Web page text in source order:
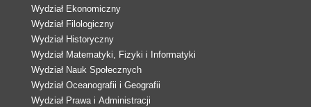
Wydział Ekonomiczny
Wydział Filologiczny
Wydział Historyczny
Wydział Matematyki, Fizyki i Informatyki
Wydział Nauk Społecznych
Wydział Oceanografii i Geografii
Wydział Prawa i Administracji